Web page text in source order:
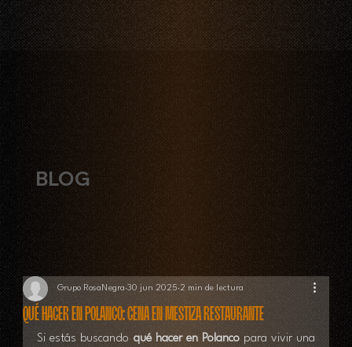
BLOG
Qué hacer en Polanco: cena en Mestiza Restaurante
Grupo RosaNegra 30 jun 2025 2 min de lectura
Si estás buscando qué hacer en Polanco para vivir una